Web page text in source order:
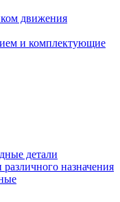
движения
и комплектующие
детали
назначения